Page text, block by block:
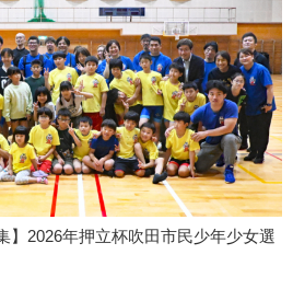
】2026年押立杯吹田市民少年少女選